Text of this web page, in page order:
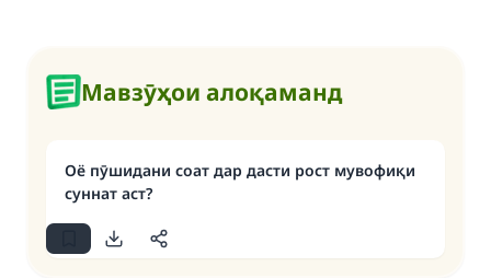
Мавзӯҳои алоқаманд
Оё пӯшидани соат дар дасти рост мувофиқи
суннат аст?